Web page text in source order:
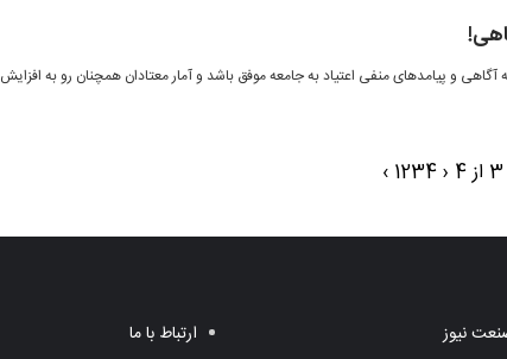
آگاهی و پیامدهای منفی اعتیاد به جامعه موفق باشد و آمار معتادان همچنان رو به افزایش
‹
1234
›
نیوز
ارتباط با ما